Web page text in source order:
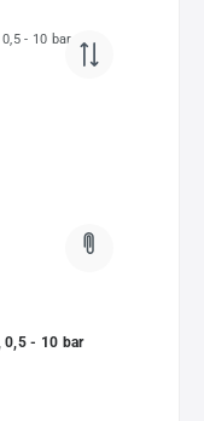
0,5 - 10 bar